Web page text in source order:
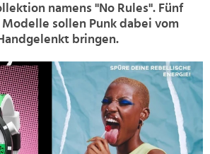
namens "No Rules". Fünf
sollen Punk dabei vom
bringen.